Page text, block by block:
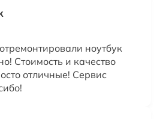
ноутбук
Стоимость и качество
отличные! Сервис